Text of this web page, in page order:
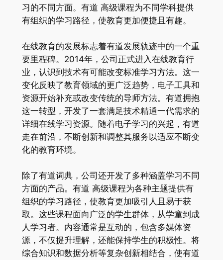
习的不同方面。有道 高级课程为不同学科提供
有组织的学习路径，使教育更加便捷且有趣。
在线教育的发展标志着有道发展轨迹中的一个重
要里程碑。2014年，公司正式进入在线教育行
业，认识到技术有可能改变标准学习方法。这一
变化反映了教育领域的更广泛趋势，电子工具和
资源开始补充或改变传统的导师方法。有道拥抱
这一转型，开发了一套满足技术精通一代需求的
详细在线学习资源。随着电子学习的兴起，有道
走在前沿，不断创新和调整其服务以适应不断变
化的教育环境。
除了有道词典，公司还开发了多种涵盖学习不同
方面的产品。有道 高级课程为各种主题提供有
组织的学习路径，使教育更加吸引人且易于获
取。这些课程面向广泛的学生群体，从学童到成
人学习者。内容通常是互动的，包含多媒体资
源，不仅提升理解，还能保持学生的积极性。将
综合知识和数据分析等复杂创新相结合，使有道